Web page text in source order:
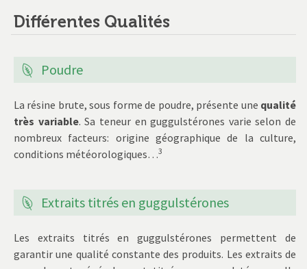
Différentes Qualités
Poudre
La résine brute, sous forme de poudre, présente une qualité
très variable. Sa teneur en guggulstérones varie selon de
nombreux facteurs: origine géographique de la culture,
conditions météorologiques…3
Extraits titrés en guggulstérones
Les extraits titrés en guggulstérones permettent de
garantir une qualité constante des produits. Les extraits de